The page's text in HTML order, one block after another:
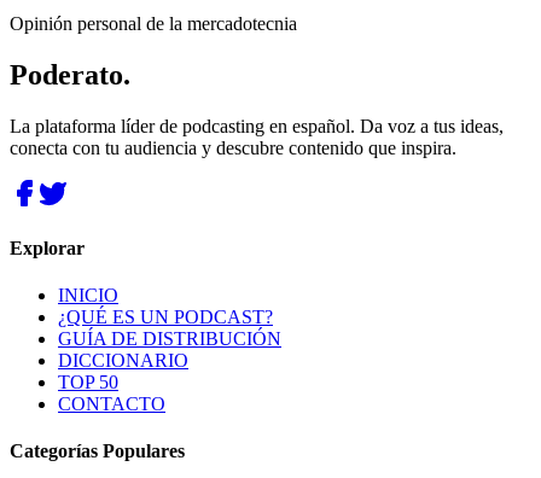
Opinión personal de la mercadotecnia
Poderato.
La plataforma líder de podcasting en español. Da voz a tus ideas,
conecta con tu audiencia y descubre contenido que inspira.
Explorar
INICIO
¿QUÉ ES UN PODCAST?
GUÍA DE DISTRIBUCIÓN
DICCIONARIO
TOP 50
CONTACTO
Categorías Populares